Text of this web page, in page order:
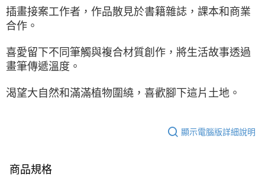
插畫接案工作者，作品散見於書籍雜誌，課本和商業
合作。
喜愛留下不同筆觸與複合材質創作，將生活故事透過
畫筆傳遞溫度。
渴望大自然和滿滿植物圍繞，喜歡腳下這片土地。
顯示電腦版詳細說明
商品規格